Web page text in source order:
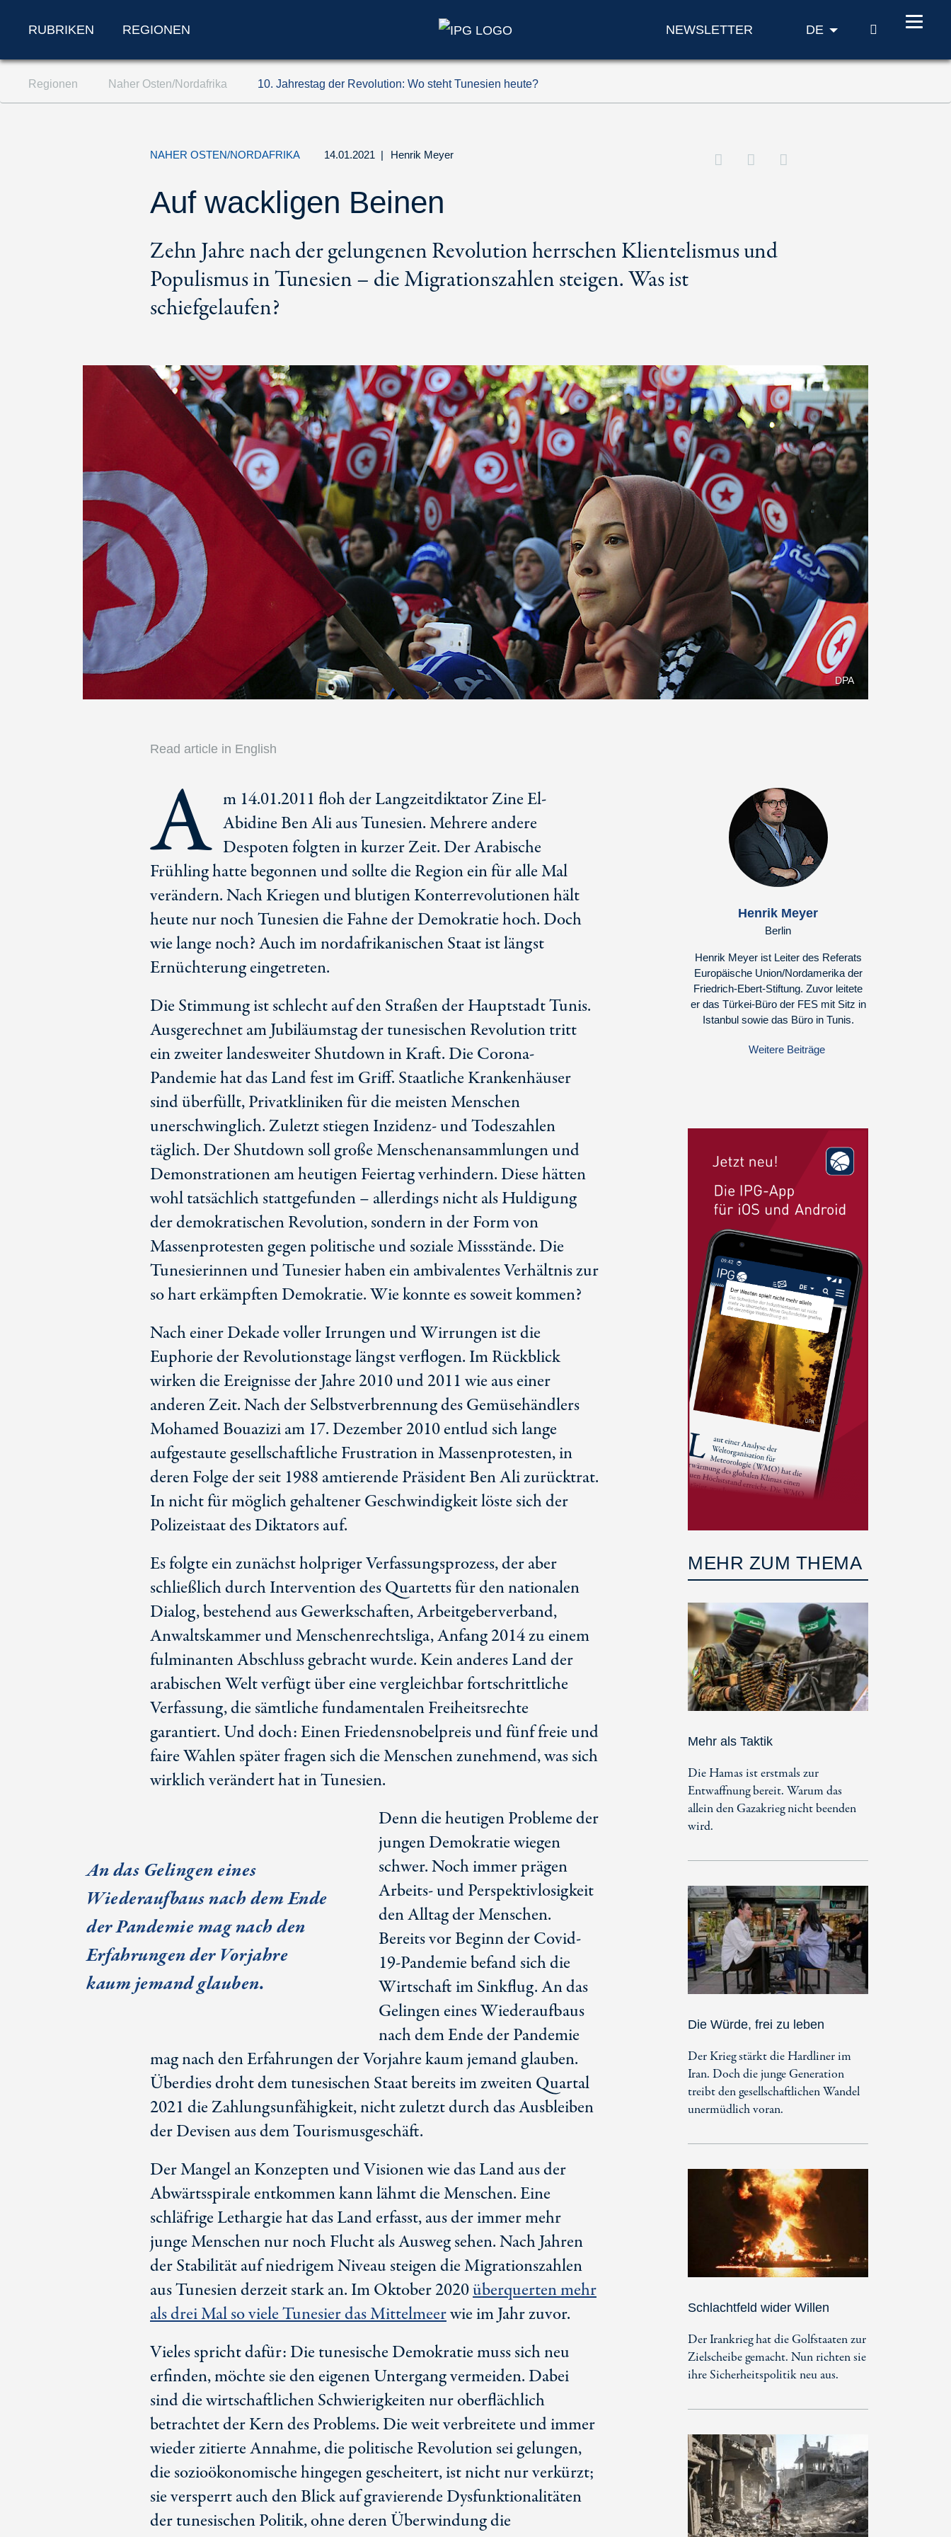
Zum Inhalt springen (Accesskey '1')
Zur Suche springen (Accesskey '2')
RUBRIKEN REGIONEN NEWSLETTER DE SUCHE
Regionen Naher Osten/Nordafrika 10. Jahrestag der Revolution: Wo steht Tunesien heute?
NAHER OSTEN/NORDAFRIKA 14.01.2021 | Henrik Meyer
Auf wackligen Beinen
Zehn Jahre nach der gelungenen Revolution herrschen Klientelismus und
Populismus in Tunesien – die Migrationszahlen steigen. Was ist
schiefgelaufen?
DPA
Read article in English
A m 14.01.2011 floh der Langzeitdiktator Zine El-
Abidine Ben Ali aus Tunesien. Mehrere andere
Despoten folgten in kurzer Zeit. Der Arabische
Frühling hatte begonnen und sollte die Region ein für alle Mal
verändern. Nach Kriegen und blutigen Konterrevolutionen hält
heute nur noch Tunesien die Fahne der Demokratie hoch. Doch
wie lange noch? Auch im nordafrikanischen Staat ist längst
Ernüchterung eingetreten.
Die Stimmung ist schlecht auf den Straßen der Hauptstadt Tunis.
Ausgerechnet am Jubiläumstag der tunesischen Revolution tritt
ein zweiter landesweiter Shutdown in Kraft. Die Corona-
Pandemie hat das Land fest im Griff. Staatliche Krankenhäuser
sind überfüllt, Privatkliniken für die meisten Menschen
unerschwinglich. Zuletzt stiegen Inzidenz- und Todeszahlen
täglich. Der Shutdown soll große Menschenansammlungen und
Demonstrationen am heutigen Feiertag verhindern. Diese hätten
wohl tatsächlich stattgefunden – allerdings nicht als Huldigung
der demokratischen Revolution, sondern in der Form von
Massenprotesten gegen politische und soziale Missstände. Die
Tunesierinnen und Tunesier haben ein ambivalentes Verhältnis zur
so hart erkämpften Demokratie. Wie konnte es soweit kommen?
Nach einer Dekade voller Irrungen und Wirrungen ist die
Euphorie der Revolutionstage längst verflogen. Im Rückblick
wirken die Ereignisse der Jahre 2010 und 2011 wie aus einer
anderen Zeit. Nach der Selbstverbrennung des Gemüsehändlers
Mohamed Bouazizi am 17. Dezember 2010 entlud sich lange
aufgestaute gesellschaftliche Frustration in Massenprotesten, in
deren Folge der seit 1988 amtierende Präsident Ben Ali zurücktrat.
In nicht für möglich gehaltener Geschwindigkeit löste sich der
Polizeistaat des Diktators auf.
Es folgte ein zunächst holpriger Verfassungsprozess, der aber
schließlich durch Intervention des Quartetts für den nationalen
Dialog, bestehend aus Gewerkschaften, Arbeitgeberverband,
Anwaltskammer und Menschenrechtsliga, Anfang 2014 zu einem
fulminanten Abschluss gebracht wurde. Kein anderes Land der
arabischen Welt verfügt über eine vergleichbar fortschrittliche
Verfassung, die sämtliche fundamentalen Freiheitsrechte
garantiert. Und doch: Einen Friedensnobelpreis und fünf freie und
faire Wahlen später fragen sich die Menschen zunehmend, was sich
wirklich verändert hat in Tunesien.
An das Gelingen eines
Wiederaufbaus nach dem Ende
der Pandemie mag nach den
Erfahrungen der Vorjahre
kaum jemand glauben.
Denn die heutigen Probleme der
jungen Demokratie wiegen
schwer. Noch immer prägen
Arbeits- und Perspektivlosigkeit
den Alltag der Menschen.
Bereits vor Beginn der Covid-
19-Pandemie befand sich die
Wirtschaft im Sinkflug. An das
Gelingen eines Wiederaufbaus
nach dem Ende der Pandemie
mag nach den Erfahrungen der Vorjahre kaum jemand glauben.
Überdies droht dem tunesischen Staat bereits im zweiten Quartal
2021 die Zahlungsunfähigkeit, nicht zuletzt durch das Ausbleiben
der Devisen aus dem Tourismusgeschäft.
Der Mangel an Konzepten und Visionen wie das Land aus der
Abwärtsspirale entkommen kann lähmt die Menschen. Eine
schläfrige Lethargie hat das Land erfasst, aus der immer mehr
junge Menschen nur noch Flucht als Ausweg sehen. Nach Jahren
der Stabilität auf niedrigem Niveau steigen die Migrationszahlen
aus Tunesien derzeit stark an. Im Oktober 2020überquerten mehr
als drei Mal so viele Tunesier das Mittelmeerwie im Jahr zuvor.
Vieles spricht dafür: Die tunesische Demokratie muss sich neu
erfinden, möchte sie den eigenen Untergang vermeiden. Dabei
sind die wirtschaftlichen Schwierigkeiten nur oberflächlich
betrachtet der Kern des Problems. Die weit verbreitete und immer
wieder zitierte Annahme, die politische Revolution sei gelungen,
die sozioökonomische hingegen gescheitert, ist nicht nur verkürzt;
sie versperrt auch den Blick auf gravierende Dysfunktionalitäten
der tunesischen Politik, ohne deren Überwindung die
Henrik Meyer
Berlin
Henrik Meyer ist Leiter des Referats
Europäische Union/Nordamerika der
Friedrich-Ebert-Stiftung. Zuvor leitete
er das Türkei-Büro der FES mit Sitz in
Istanbul sowie das Büro in Tunis.
Weitere Beiträge
MEHR ZUM THEMA
Mehr als Taktik
Die Hamas ist erstmals zur
Entwaffnung bereit. Warum das
allein den Gazakrieg nicht beenden
wird.
Die Würde, frei zu leben
Der Krieg stärkt die Hardliner im
Iran. Doch die junge Generation
treibt den gesellschaftlichen Wandel
unermüdlich voran.
Schlachtfeld wider Willen
Der Irankrieg hat die Golfstaaten zur
Zielscheibe gemacht. Nun richten sie
ihre Sicherheitspolitik neu aus.